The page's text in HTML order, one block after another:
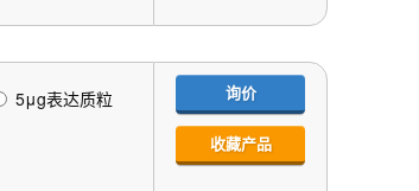
5μg表达质粒 询价
收藏产品